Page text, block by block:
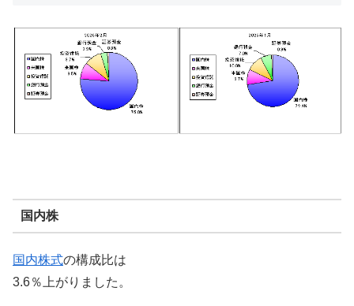
国内株
国内株式の構成比は
3.6％上がりました。